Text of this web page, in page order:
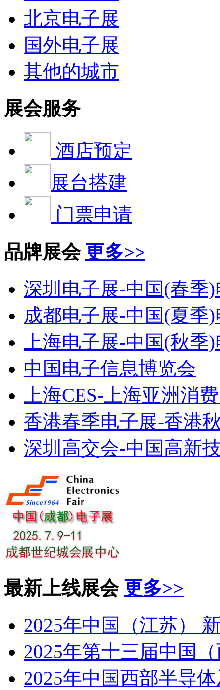
北京电子展
国外电子展
其他的城市
展会服务
酒店预定
展台搭建
门票申请
品牌展会 更多>>
深圳电子展-中国(春季
成都电子展-中国(夏季
上海电子展-中国(秋季
中国电子信息博览会
上海CES-上海亚洲消
香港春季电子展-香港
深圳高交会-中国高新
最新上线展会 更多>>
2025年中国（江苏）
2025年第十三届中国
2025年中国西部半导